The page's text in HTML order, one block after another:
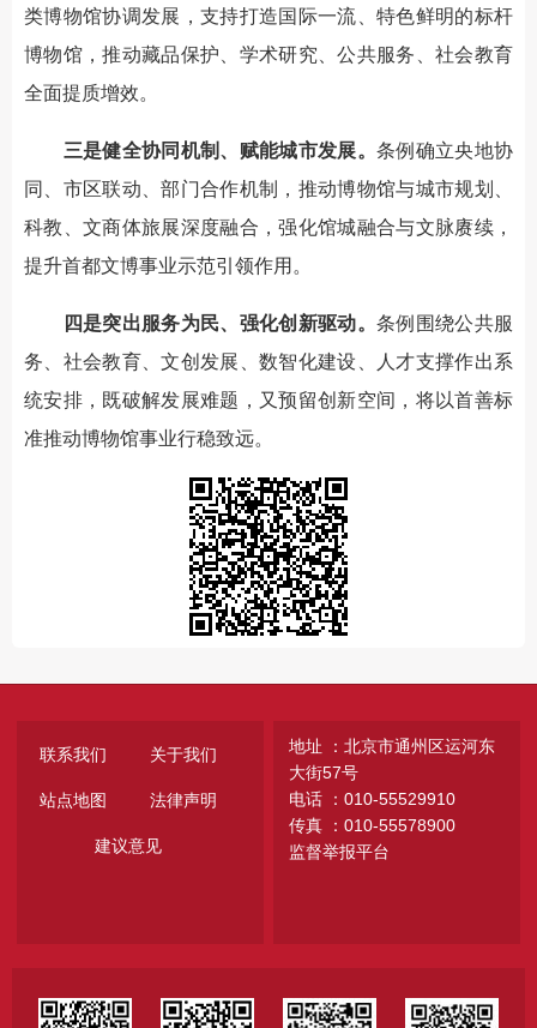
类博物馆协调发展，支持打造国际一流、特色鲜明的标杆
博物馆，推动藏品保护、学术研究、公共服务、社会教育
全面提质增效。
三是健全协同机制、赋能城市发展。条例确立央地协
同、市区联动、部门合作机制，推动博物馆与城市规划、
科教、文商体旅展深度融合，强化馆城融合与文脉赓续，
提升首都文博事业示范引领作用。
四是突出服务为民、强化创新驱动。 条例围绕公共服
务、社会教育、文创发展、数智化建设、人才支撑作出系
统安排，既破解发展难题，又预留创新空间，将以首善标
准推动博物馆事业行稳致远。
联系我们 关于我们
站点地图 法律声明
建议意见
地址 ：北京市通州区运河东
大街57号
电话 ：010-55529910
传真 ：010-55578900
监督举报平台